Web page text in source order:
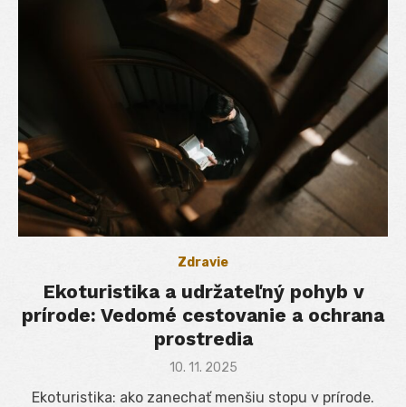
Zdravie
Ekoturistika a udržateľný pohyb v
prírode: Vedomé cestovanie a ochrana
prostredia
Posted
10. 11. 2025
Ekoturistika: ako zanechať menšiu stopu v prírode.